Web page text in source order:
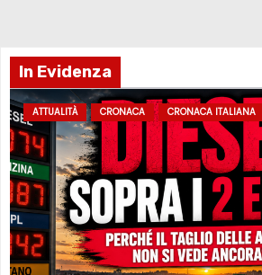
In Evidenza
ATTUALITÀ CRONACA CRONACA ITALIANA